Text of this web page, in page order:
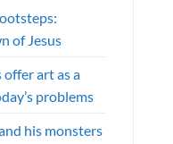
of Jesus
art as a
problems
his monsters